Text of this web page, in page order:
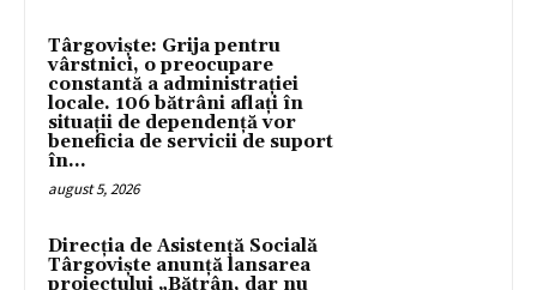
Târgoviște: Grija pentru
vârstnici, o preocupare
constantă a administrației
locale. 106 bătrâni aflați în
situații de dependență vor
beneficia de servicii de suport
în...
august 5, 2026
Direcția de Asistență Socială
Târgoviște anunță lansarea
proiectului „Bătrân, dar nu